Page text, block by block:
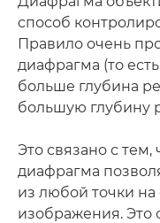
способ
Правило очень
диафрагма (то
больше глубина
большую глубину
Это связано с тем,
диафрагма
из любой точки на
изображения. Это